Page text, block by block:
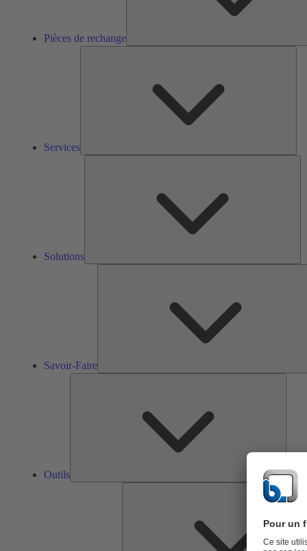
Pièces de rechange
Services
Solutions
Savoir-Faire
Outils